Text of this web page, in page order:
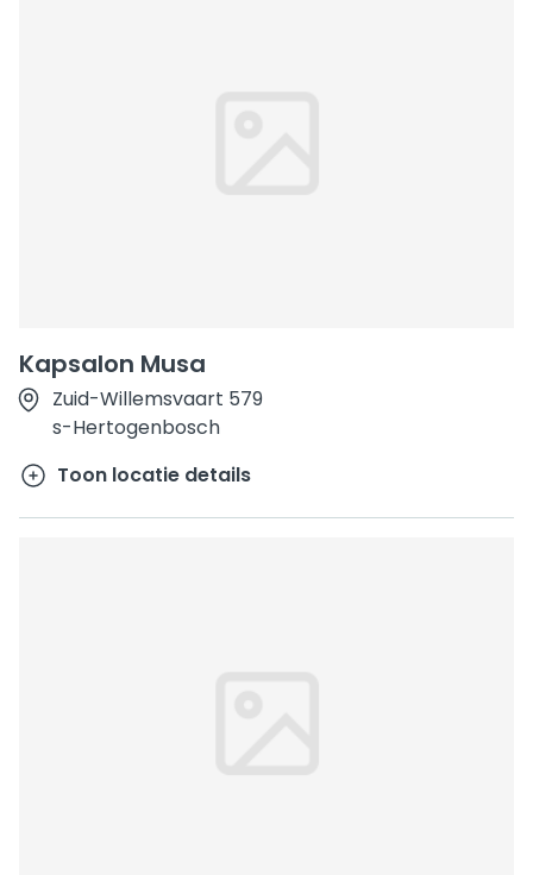
Kapsalon Musa
Zuid-Willemsvaart 579
s-Hertogenbosch
Toon locatie details